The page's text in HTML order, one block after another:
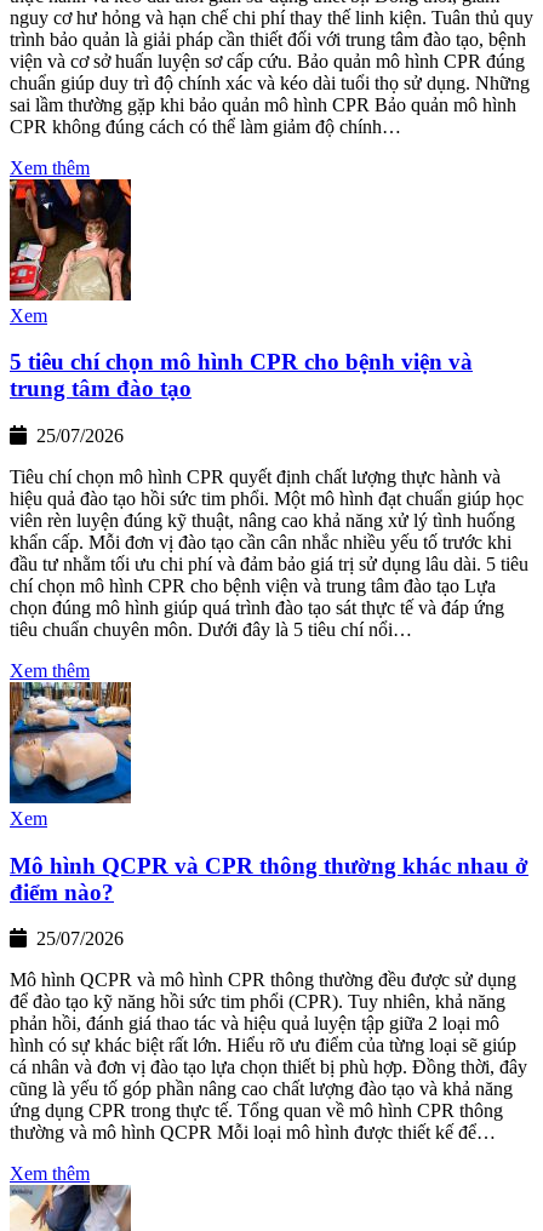
nguy cơ hư hỏng và hạn chế chi phí thay thế linh kiện. Tuân thủ quy
trình bảo quản là giải pháp cần thiết đối với trung tâm đào tạo, bệnh
viện và cơ sở huấn luyện sơ cấp cứu. Bảo quản mô hình CPR đúng
chuẩn giúp duy trì độ chính xác và kéo dài tuổi thọ sử dụng. Những
sai lầm thường gặp khi bảo quản mô hình CPR Bảo quản mô hình
CPR không đúng cách có thể làm giảm độ chính…
Xem thêm
Xem
5 tiêu chí chọn mô hình CPR cho bệnh viện và
trung tâm đào tạo
25/07/2026
Tiêu chí chọn mô hình CPR quyết định chất lượng thực hành và
hiệu quả đào tạo hồi sức tim phổi. Một mô hình đạt chuẩn giúp học
viên rèn luyện đúng kỹ thuật, nâng cao khả năng xử lý tình huống
khẩn cấp. Mỗi đơn vị đào tạo cần cân nhắc nhiều yếu tố trước khi
đầu tư nhằm tối ưu chi phí và đảm bảo giá trị sử dụng lâu dài. 5 tiêu
chí chọn mô hình CPR cho bệnh viện và trung tâm đào tạo Lựa
chọn đúng mô hình giúp quá trình đào tạo sát thực tế và đáp ứng
tiêu chuẩn chuyên môn. Dưới đây là 5 tiêu chí nổi…
Xem thêm
Xem
Mô hình QCPR và CPR thông thường khác nhau ở
điểm nào?
25/07/2026
Mô hình QCPR và mô hình CPR thông thường đều được sử dụng
để đào tạo kỹ năng hồi sức tim phổi (CPR). Tuy nhiên, khả năng
phản hồi, đánh giá thao tác và hiệu quả luyện tập giữa 2 loại mô
hình có sự khác biệt rất lớn. Hiểu rõ ưu điểm của từng loại sẽ giúp
cá nhân và đơn vị đào tạo lựa chọn thiết bị phù hợp. Đồng thời, đây
cũng là yếu tố góp phần nâng cao chất lượng đào tạo và khả năng
ứng dụng CPR trong thực tế. Tổng quan về mô hình CPR thông
thường và mô hình QCPR Mỗi loại mô hình được thiết kế để…
Xem thêm